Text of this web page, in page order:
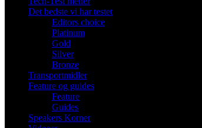
Det bedste vi har testet
Editors choice
Platinum
Gold
Silver
Bronze
Transportmidler
Feature og guides
Feature
Guides
Speakers Korner